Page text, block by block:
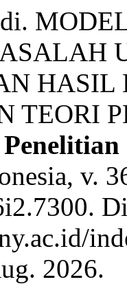
HASIL
TEORI
v.
2026.